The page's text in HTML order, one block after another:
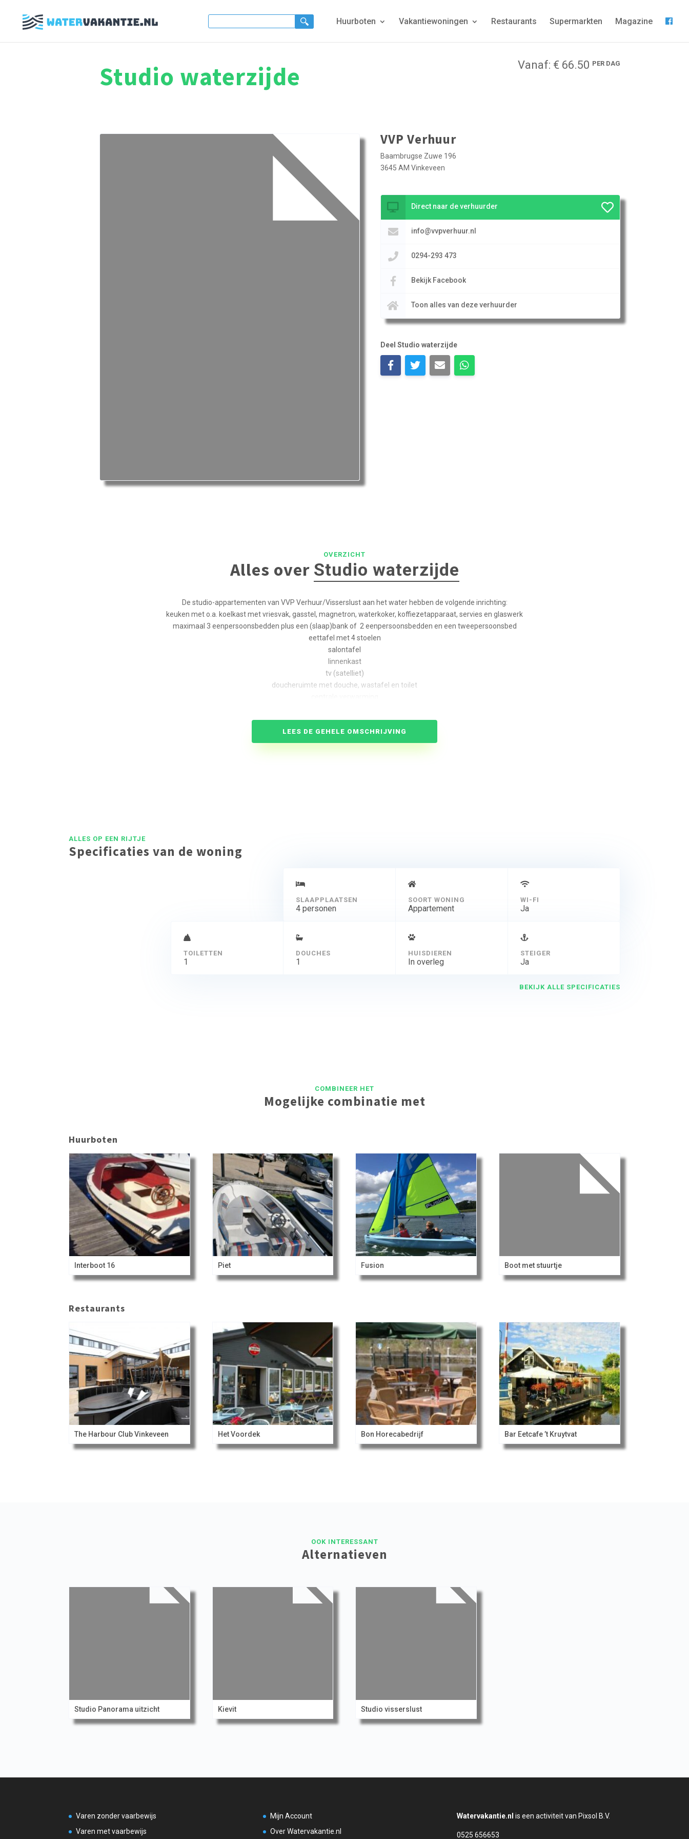
Huurboten Vakantiewoningen Restaurants Supermarkten Magazine
Studio waterzijde Vanaf: € 66.50 PER DAG
VVP Verhuur
Baambrugse Zuwe 196
3645 AM Vinkeveen
Direct naar de verhuurder
info@vvpverhuur.nl
0294-293 473
Bekijk Facebook
Toon alles van deze verhuurder
Deel Studio waterzijde
OVERZICHT
Alles over Studio waterzijde
De studio-appartementen van VVP Verhuur/Visserslust aan het water hebben de volgende inrichting:
keuken met o.a. koelkast met vriesvak, gasstel, magnetron, waterkoker, koffiezetapparaat, servies en glaswerk
maximaal 3 eenpersoonsbedden plus een (slaap)bank of 2 eenpersoonsbedden en een tweepersoonsbed
eettafel met 4 stoelen
salontafel
linnenkast
tv (satelliet)
doucheruimte met douche, wastafel en toilet
Op het ca. 12 m² grote terras aan het water heeft u zon van zonopkomst tot ongeveer 18.00 uur.
LEES DE GEHELE OMSCHRIJVING
ALLES OP EEN RIJTJE
Specificaties van de woning
SLAAPPLAATSEN
4 personen
SOORT WONING
Appartement
WI-FI
Ja
TOILETTEN
1
DOUCHES
1
HUISDIEREN
In overleg
STEIGER
Ja
BEKIJK ALLE SPECIFICATIES
COMBINEER HET
Mogelijke combinatie met
Huurboten
Interboot 16 Piet Fusion Boot met stuurtje
Restaurants
The Harbour Club Vinkeveen Het Voordek Bon Horecabedrijf Bar Eetcafe ’t Kruytvat
OOK INTERESSANT
Alternatieven
Studio Panorama uitzicht Kievit Studio visserslust
Varen zonder vaarbewijs
Varen met vaarbewijs
Mijn Account
Over Watervakantie.nl
Watervakantie.nl is een activiteit van Pixsol B.V.
0525 656653